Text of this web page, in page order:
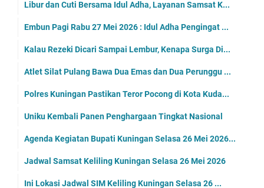
Libur dan Cuti Bersama Idul Adha, Layanan Samsat K...
Embun Pagi Rabu 27 Mei 2026 : Idul Adha Pengingat ...
Kalau Rezeki Dicari Sampai Lembur, Kenapa Surga Di...
Atlet Silat Pulang Bawa Dua Emas dan Dua Perunggu ...
Polres Kuningan Pastikan Teror Pocong di Kota Kuda...
Uniku Kembali Panen Penghargaan Tingkat Nasional
Agenda Kegiatan Bupati Kuningan Selasa 26 Mei 2026...
Jadwal Samsat Keliling Kuningan Selasa 26 Mei 2026
Ini Lokasi Jadwal SIM Keliling Kuningan Selasa 26 ...